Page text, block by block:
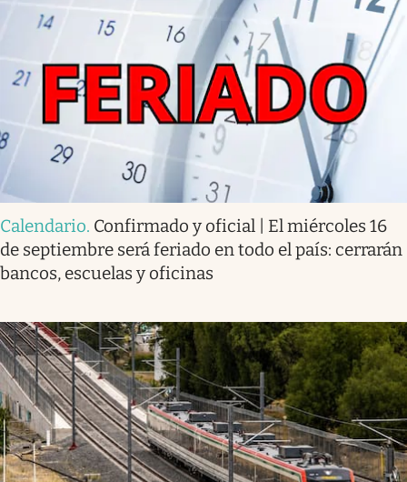
Calendario. Confirmado y oficial | El miércoles 16
de septiembre será feriado en todo el país: cerrarán
bancos, escuelas y oficinas